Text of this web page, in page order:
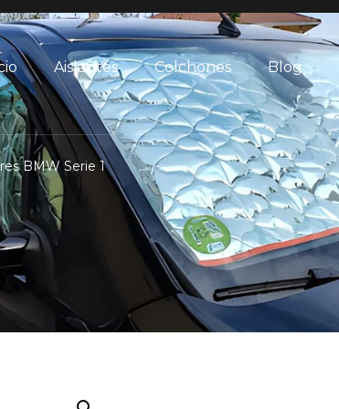
Aislantes Colchones Blog
BMW Serie 1